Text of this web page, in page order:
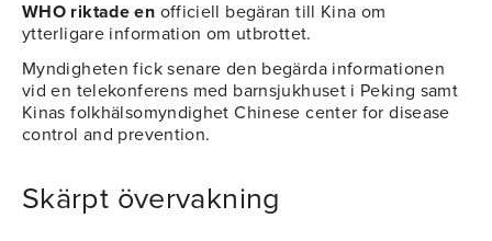
WHO riktade en officiell begäran till Kina om
ytterligare information om utbrottet.
Myndigheten fick senare den begärda informationen
vid en telekonferens med barnsjukhuset i Peking samt
Kinas folkhälsomyndighet Chinese center for disease
control and prevention.
Skärpt övervakning